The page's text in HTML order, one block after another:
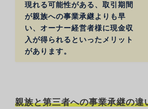
現れる可能性がある、取引期間
が親族への事業承継よりも早
い、オーナー経営者様に現金収
入が得られるといったメリット
があります。
親族と第三者への事業承継の違